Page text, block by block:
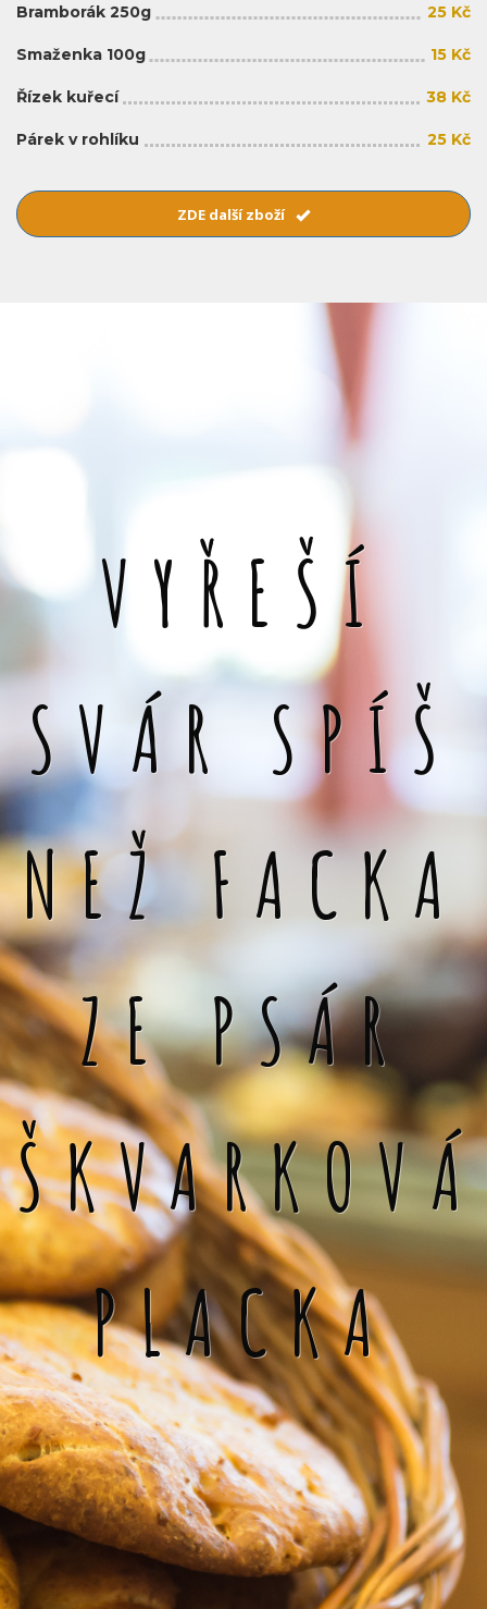
Bramborák 250g 25 Kč
Smaženka 100g 15 Kč
Řízek kuřecí 38 Kč
Párek v rohlíku 25 Kč
ZDE další zboží
VYŘEŠÍ
SVÁR SPÍŠ
NEŽ FACKA
ZE PSÁR
ŠKVARKOVÁ
PLACKA